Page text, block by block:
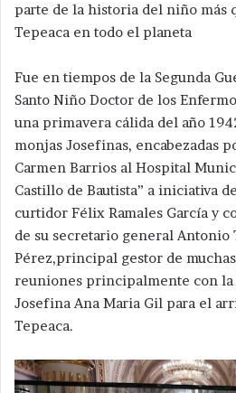
parte de la historia del niño más
Tepeaca en todo el planeta
Fue en tiempos de la Segunda
Santo Niño Doctor de los
una primavera cálida del año
monjas Josefinas, encabezadas
Carmen Barrios al Hospital
Castillo de Bautista” a iniciativa
curtidor Félix Ramales García y
de su secretario general Antonio
Pérez,principal gestor de
reuniones principalmente con la
Josefina Ana Maria Gil para el
Tepeaca.